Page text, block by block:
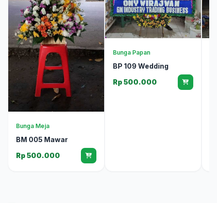
Bunga Meja
BM 005 Mawar
Rp 500.000
Bunga Papan
BP 109 Wedding
Rp 500.000